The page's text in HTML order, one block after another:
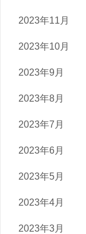
2023年11月
2023年10月
2023年9月
2023年8月
2023年7月
2023年6月
2023年5月
2023年4月
2023年3月